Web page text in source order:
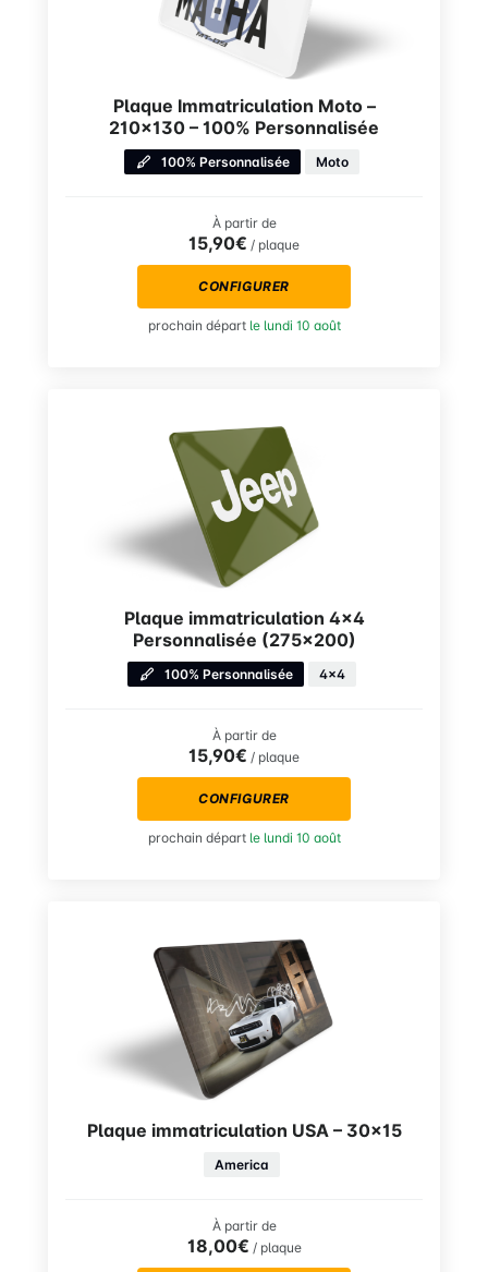
Plaque Immatriculation Moto –
210×130 – 100% Personnalisée
100% Personnalisée Moto
À partir de
15,90€ / plaque
CONFIGURER
prochain départ le lundi 10 août
Plaque immatriculation 4×4
Personnalisée (275×200)
100% Personnalisée 4x4
À partir de
15,90€ / plaque
CONFIGURER
prochain départ le lundi 10 août
Plaque immatriculation USA – 30×15
America
À partir de
18,00€ / plaque